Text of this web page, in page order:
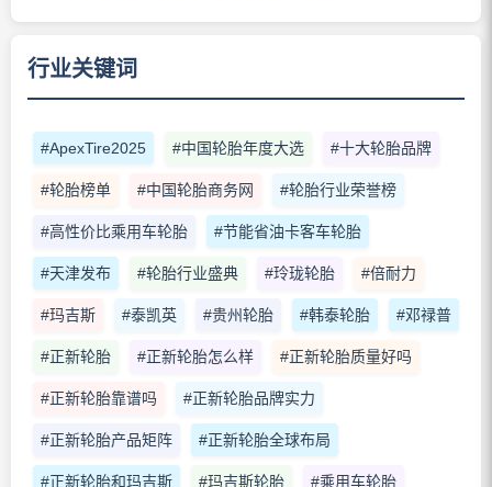
行业关键词
#ApexTire2025 #中国轮胎年度大选 #十大轮胎品牌
#轮胎榜单 #中国轮胎商务网 #轮胎行业荣誉榜
#高性价比乘用车轮胎 #节能省油卡客车轮胎
#天津发布 #轮胎行业盛典 #玲珑轮胎 #倍耐力
#玛吉斯 #泰凯英 #贵州轮胎 #韩泰轮胎 #邓禄普
#正新轮胎 #正新轮胎怎么样 #正新轮胎质量好吗
#正新轮胎靠谱吗 #正新轮胎品牌实力
#正新轮胎产品矩阵 #正新轮胎全球布局
#正新轮胎和玛吉斯 #玛吉斯轮胎 #乘用车轮胎